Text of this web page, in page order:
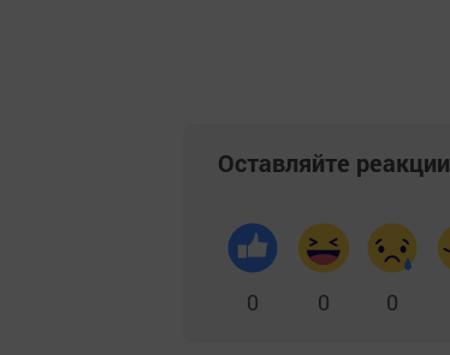
Оставляйте реакции
0 0 0